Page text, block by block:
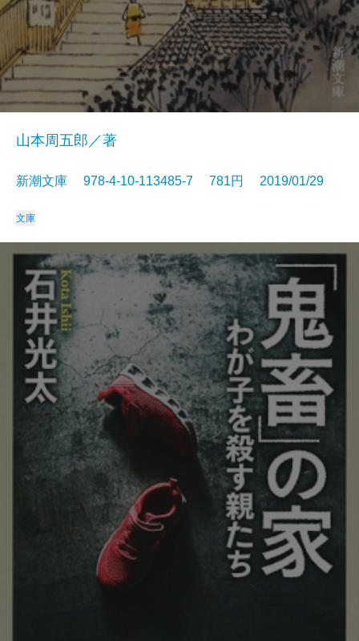
山本周五郎／著
新潮文庫 978-4-10-113485-7 781円 2019/01/29
文庫